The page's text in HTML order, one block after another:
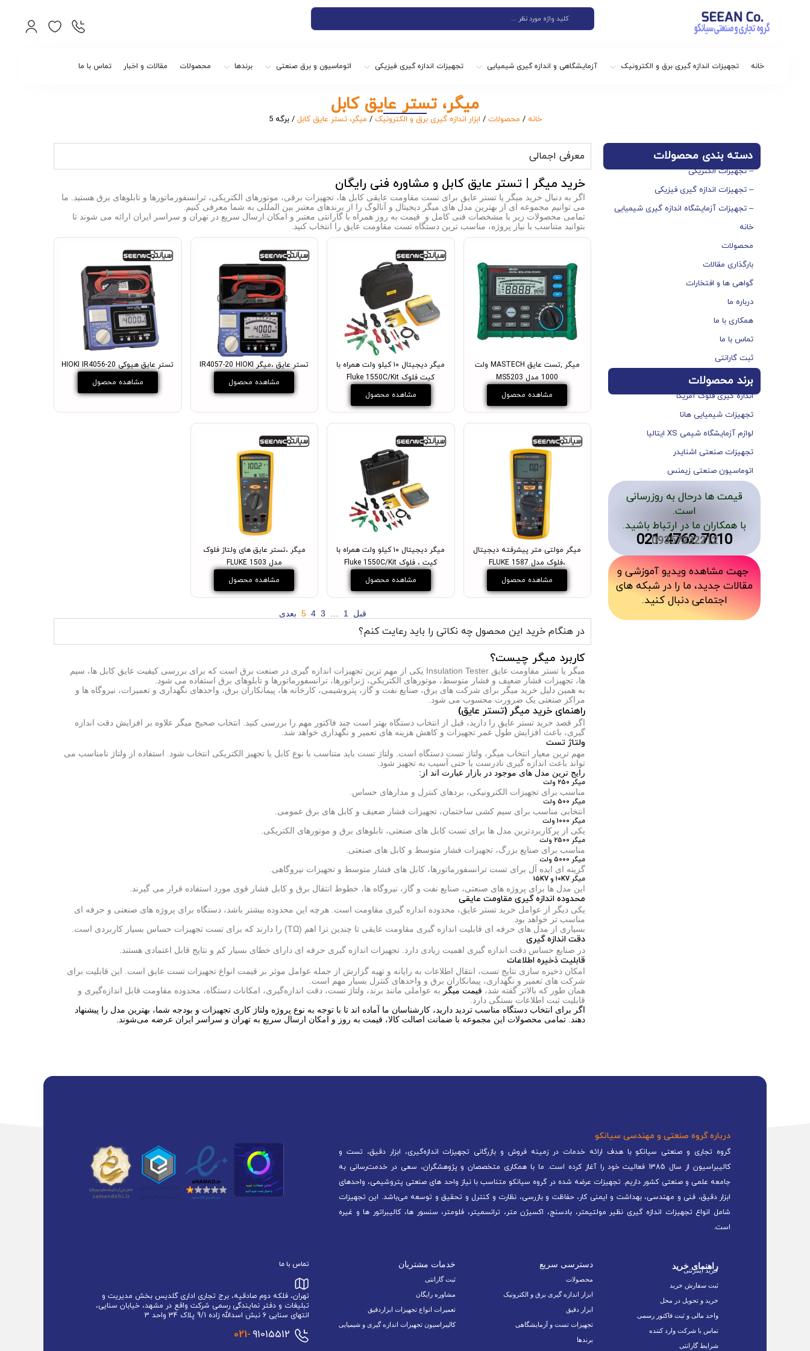
خانه تجهیزات اندازه گیری برق و الکترونیک آزمایشگاهی و اندازه گیری شیمیایی تجهیزات اندازه گیری فیزیکی اتوماسیون و برق صنعتی برندها محصولات مقالات و اخبار تماس با ما
میگر، تستر عایق کابل
خانه / محصولات / ابزار اندازه گیری برق و الکترونیک / میگر، تستر عایق کابل / برگه 5
دسته بندی محصولات
– تجهیزات الکتریکی
– تجهیزات اندازه گیری فیزیکی
– تجهیزات آزمایشگاه اندازه گیری شیمیایی
خانه
محصولات
بارگذاری مقالات
گواهی ها و افتخارات
درباره ما
همکاری با ما
تماس با ما
ثبت گارانتی
برند محصولات
اندازه گیری فلوک آمریکا
تجهیزات شیمیایی هانا
لوازم آزمایشگاه شیمی XS ایتالیا
تجهیزات صنعتی اشنایدر
اتوماسیون صنعتی زیمنس
قیمت ها درحال به روزرسانی
است.
با همکاران ما در ارتباط باشید.
7010 4762 021
09357232212
جهت مشاهده ویدیو آموزشی و
مقالات جدید، ما را در شبکه های
اجتماعی دنبال کنید.
معرفی اجمالی
خرید میگر | تستر عایق کابل و مشاوره فنی رایگان
اگر به دنبال خرید میگر یا تستر عایق برای تست مقاومت عایقی کابل ها، تجهیزات برقی، موتورهای الکتریکی، ترانسفورماتورها و تابلوهای برق هستید. ما
می توانیم مجموعه ای از بهترین مدل های میگر دیجیتال و آنالوگ را از برندهای معتبر بین المللی به شما معرفی کنیم.
تمامی محصولات زیر با مشخصات فنی کامل و قیمت به روز همراه با گارانتی معتبر و امکان ارسال سریع در تهران و سراسر ایران ارائه می شوند تا
بتوانید متناسب با نیاز پروژه، مناسب ترین دستگاه تست مقاومت عایق را انتخاب کنید.
میگر ,تست عایق MASTECH ولت
1000 مدل MS5203
مشاهده محصول
میگر دیجیتال ۱۰ کیلو ولت همراه با
کیت فلوک Fluke 1550C/Kit
مشاهده محصول
تستر عایق ،میگر IR4057-20 HIOKI
مشاهده محصول
تستر عایق هیوکی HIOKI IR4056-20
مشاهده محصول
میگر مولتی متر پیشرفته دیجیتال
،فلوک مدل FLUKE 1587
مشاهده محصول
میگر دیجیتال ۱۰ کیلو ولت همراه با
کیت ، فلوک Fluke 1550C/Kit
مشاهده محصول
میگر ،تستر عایق های ولتاژ فلوک
مدل FLUKE 1503
مشاهده محصول
قبل 1
3
4
5 بعدی
در هنگام خرید این محصول چه نکاتی را باید رعایت کنم؟
کاربرد میگر چیست؟
میگر یا تستر مقاومت عایق Insulation Tester یکی از مهم ترین تجهیزات اندازه گیری در صنعت برق است که برای بررسی کیفیت عایق کابل ها، سیم
ها، تجهیزات فشار ضعیف و فشار متوسط، موتورهای الکتریکی، ژنراتورها، ترانسفورماتورها و تابلوهای برق استفاده می شود.
به همین دلیل خرید میگر برای شرکت های برق، صنایع نفت و گاز، پتروشیمی، کارخانه ها، پیمانکاران برق، واحدهای نگهداری و تعمیرات، نیروگاه ها و
مراکز صنعتی یک ضرورت محسوب می شود.
راهنمای خرید میگر (تستر عایق)
اگر قصد خرید تستر عایق را دارید، قبل از انتخاب دستگاه بهتر است چند فاکتور مهم را بررسی کنید. انتخاب صحیح میگر علاوه بر افزایش دقت اندازه
گیری، باعث افزایش طول عمر تجهیزات و کاهش هزینه های تعمیر و نگهداری خواهد شد.
ولتاژ تست
مهم ترین معیار انتخاب میگر، ولتاژ تست دستگاه است. ولتاژ تست باید متناسب با نوع کابل یا تجهیز الکتریکی انتخاب شود. استفاده از ولتاژ نامناسب می
تواند باعث اندازه گیری نادرست یا حتی آسیب به تجهیز شود.
رایج ترین مدل های موجود در بازار عبارت اند از:
میگر 250 ولت
مناسب برای تجهیزات الکترونیکی، بردهای کنترل و مدارهای حساس.
میگر 500 ولت
انتخابی مناسب برای سیم کشی ساختمان، تجهیزات فشار ضعیف و کابل های برق عمومی.
میگر 1000 ولت
یکی از پرکاربردترین مدل ها برای تست کابل های صنعتی، تابلوهای برق و موتورهای الکتریکی.
میگر 2500 ولت
مناسب برای صنایع بزرگ، تجهیزات فشار متوسط و کابل های صنعتی.
میگر 5000 ولت
گزینه ای ایده آل برای تست ترانسفورماتورها، کابل های فشار متوسط و تجهیزات نیروگاهی.
میگر 10KV و 15KV
این مدل ها برای پروژه های صنعتی، صنایع نفت و گاز، نیروگاه ها، خطوط انتقال برق و کابل فشار قوی مورد استفاده قرار می گیرند.
محدوده اندازه گیری مقاومت عایقی
یکی دیگر از عوامل خرید تستر عایق، محدوده اندازه گیری مقاومت است. هرچه این محدوده بیشتر باشد، دستگاه برای پروژه های صنعتی و حرفه ای
مناسب تر خواهد بود.
بسیاری از مدل های حرفه ای قابلیت اندازه گیری مقاومت عایقی تا چندین ترا اهم (TΩ) را دارند که برای تست تجهیزات حساس بسیار کاربردی است.
دقت اندازه گیری
در صنایع حساس دقت اندازه گیری اهمیت زیادی دارد. تجهیزات اندازه گیری حرفه ای دارای خطای بسیار کم و نتایج قابل اعتمادی هستند.
قابلیت ذخیره اطلاعات
امکان ذخیره سازی نتایج تست، انتقال اطلاعات به رایانه و تهیه گزارش از جمله عوامل موثر بر قیمت انواع تجهیزات تست عایق است. این قابلیت برای
شرکت های تعمیر و نگهداری، پیمانکاران برق و واحدهای کنترل بسیار مهم است.
همان طور که بالاتر گفته شد، قیمت میگر به عواملی مانند برند، ولتاژ تست، دقت اندازه‌گیری، امکانات دستگاه، محدوده مقاومت قابل اندازه‌گیری و
قابلیت ثبت اطلاعات بستگی دارد.
اگر برای انتخاب دستگاه مناسب تردید دارید، کارشناسان ما آماده اند تا با توجه به نوع پروژه ولتاژ کاری تجهیزات و بودجه شما، بهترین مدل را پیشنهاد
دهند. تمامی محصولات این مجموعه با ضمانت اصالت کالا، قیمت به روز و امکان ارسال سریع به تهران و سراسر ایران عرضه می‌شوند.
درباره گروه صنعتی و مهندسی سیانکو
گروه تجاری و صنعتی سیانکو با هدف ارائه خدمات در زمینه فروش و بازرگانی تجهیزات اندازه‌گیری، ابزار دقیق، تست و
کالیبراسیون از سال 1385 فعالیت خود را آغاز کرده است. ما با همکاری متخصصان و پژوهشگران، سعی در خدمت‌رسانی به
جامعه علمی و صنعتی کشور داریم. تجهیزات عرضه شده در گروه سیانکو متناسب با نیاز واحد های صنعتی پتروشیمی، واحدهای
ابزار دقیق، فنی و مهندسی، بهداشت و ایمنی کار، حفاظت و بازرسی، نظارت و کنترل و تحقیق و توسعه می‌باشد. این تجهیزات
شامل انواع تجهیزات اندازه گیری نظیر مولتیمتر، بادسنج، اکسیژن متر، ترانسمیتر، فلومتر، سنسور ها، کالیبراتور ها و غیره
است.
راهنمای خرید
خرید اینترنتی
ثبت سفارش خرید
خرید و تحویل در محل
واحد مالی و ثبت فاکتور رسمی
تماس با شرکت وارد کننده
شرایط گارانتی
دسترسی سریع
محصولات
ابزار اندازه گیری برق و الکترونیک
ابزار دقیق
تجهیزات تست و آزمایشگاهی
برندها
خدمات مشتریان
ثبت گارانتی
مشاوره رایگان
تعمیرات انواع تجهیزات ابزاردقیق
کالیبراسیون تجهیزات اندازه گیری و شیمیایی
تماس با ما
تهران، فلکه دوم صادقیه، برج تجاری اداری گلدیس بخش مدیریت و
تبلیغات و دفتر نمایندگی رسمی شرکت واقع در مشهد، خیابان سنایی،
انتهای سنایی 6 نبش اسدالله زاده 9/1 پلاک 34 واحد 3
021- 91015512